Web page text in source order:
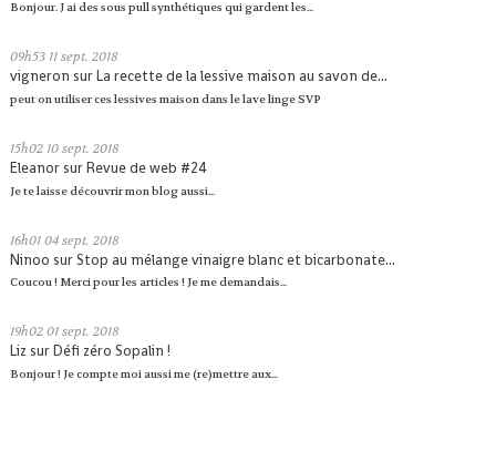
Bonjour. J ai des sous pull synthétiques qui gardent les...
09h53 11 sept. 2018
vigneron surLa recette de la lessive maison au savon de...
peut on utiliser ces lessives maison dans le lave linge SVP
15h02 10 sept. 2018
EleanorsurRevue de web #24
Je te laisse découvrir mon blog aussi...
16h01 04 sept. 2018
Ninoo surStop au mélange vinaigre blanc et bicarbonate...
Coucou ! Merci pour les articles ! Je me demandais...
19h02 01 sept. 2018
Liz surDéfi zéro Sopalin !
Bonjour ! Je compte moi aussi me (re)mettre aux...